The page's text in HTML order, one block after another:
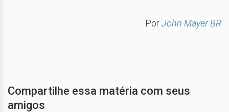
PorJohn Mayer BR
Compartilhe essa matéria com seus
amigos